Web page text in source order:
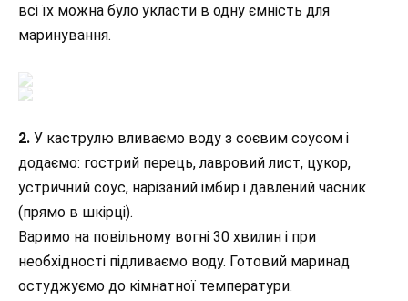
всі їх можна було укласти в одну ємність для
маринування.
2. У каструлю вливаємо воду з соєвим соусом і
додаємо: гострий перець, лавровий лист, цукор,
устричний соус, нарізаний імбир і давлений часник
(прямо в шкірці).
Варимо на повільному вогні 30 хвилин і при
необхідності підливаємо воду. Готовий маринад
остуджуємо до кімнатної температури.